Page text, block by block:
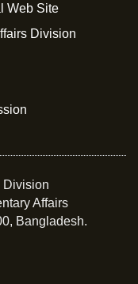
Web Site
Division
Division
Affairs
Bangladesh.